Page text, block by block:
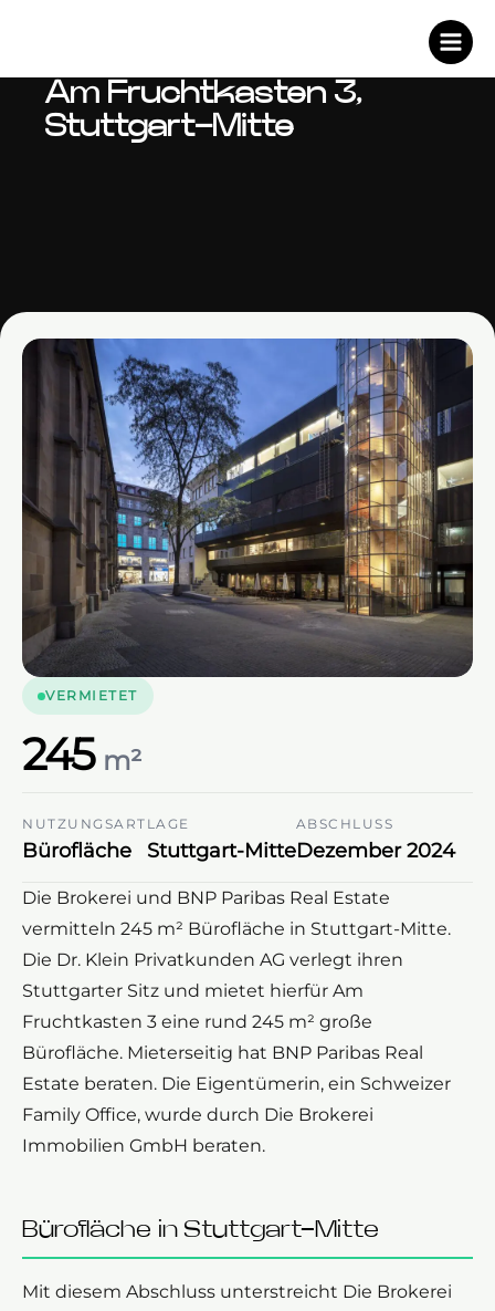
Am Fruchtkasten 3,
Stuttgart-Mitte
VERMIETET
245 m²
NUTZUNGSART
Bürofläche
LAGE
Stuttgart-Mitte
ABSCHLUSS
Dezember 2024
Die Brokerei und BNP Paribas Real Estate
vermitteln 245 m² Bürofläche in Stuttgart-Mitte.
Die Dr. Klein Privatkunden AG verlegt ihren
Stuttgarter Sitz und mietet hierfür Am
Fruchtkasten 3 eine rund 245 m² große
Bürofläche. Mieterseitig hat BNP Paribas Real
Estate beraten. Die Eigentümerin, ein Schweizer
Family Office, wurde durch Die Brokerei
Immobilien GmbH beraten.
Bürofläche in Stuttgart-Mitte
Mit diesem Abschluss unterstreicht Die Brokerei